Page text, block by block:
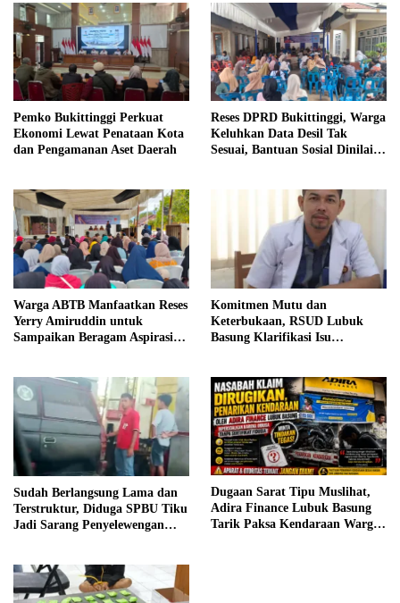
Pemko Bukittinggi Perkuat
Ekonomi Lewat Penataan Kota
dan Pengamanan Aset Daerah
Reses DPRD Bukittinggi, Warga
Keluhkan Data Desil Tak
Sesuai, Bantuan Sosial Dinilai
Warga ABTB Manfaatkan Reses
Yerry Amiruddin untuk
Sampaikan Beragam Aspirasi
Komitmen Mutu dan
Keterbukaan, RSUD Lubuk
Basung Klarifikasi Isu
Sudah Berlangsung Lama dan
Terstruktur, Diduga SPBU Tiku
Jadi Sarang Penyelewengan
Dugaan Sarat Tipu Muslihat,
Adira Finance Lubuk Basung
Tarik Paksa Kendaraan Warga